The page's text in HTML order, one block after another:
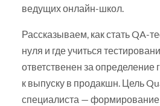
ведущих онлайн-школ.
Рассказываем, как стать QA-
нуля и где учиться
ответственен за определение
к выпуску в продакшн. Цель
специалиста — формирование